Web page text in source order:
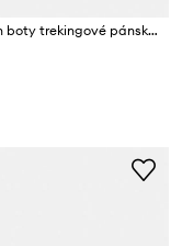
Salomon boty trekingové pánské SHELTER